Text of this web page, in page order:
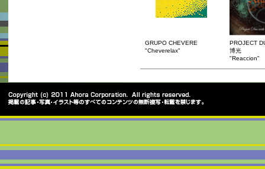
GRUPO CHEVERE
"Cheverelax"
PROJECT
博光
"Reaccion"